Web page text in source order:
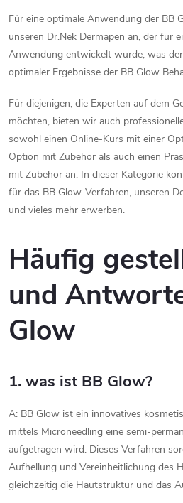
e
d
e
r
L
i
s
t
Für eine optimale Anwendung der BB
unseren Dr.Nek Dermapen an, der für
Anwendung entwickelt wurde, was
optimaler Ergebnisse der BB Glow
Für diejenigen, die Experten auf dem
möchten, bieten wir auch
sowohl einen Online-Kurs mit einer
Option mit Zubehör als auch einen
mit Zubehör an. In dieser Kategorie
für das BB Glow-Verfahren, unseren
und vieles mehr erwerben.
Häufig
und
Glow
1. was ist BB Glow?
A: BB Glow ist ein innovatives
mittels Microneedling eine semi-
aufgetragen wird. Dieses Verfahren
Aufhellung und Vereinheitlichung des
gleichzeitig die Hautstruktur und das